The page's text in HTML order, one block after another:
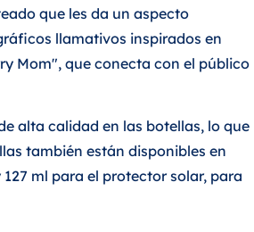
que les da un aspecto
llamativos inspirados en
Mom", que conecta con el público
alta calidad en las botellas, lo que
también están disponibles en
ml para el protector solar, para